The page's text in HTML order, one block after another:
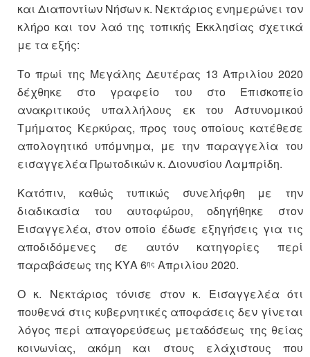
και Διαποντίων Νήσων κ. Νεκτάριος ενημερώνει τον
κλήρο και τον λαό της τοπικής Εκκλησίας σχετικά
με τα εξής:
Το πρωί της Μεγάλης Δευτέρας 13 Απριλίου 2020
δέχθηκε στο γραφείο του στο Επισκοπείο
ανακριτικούς υπαλλήλους εκ του Αστυνομικού
Τμήματος Κερκύρας, προς τους οποίους κατέθεσε
απολογητικό υπόμνημα, με την παραγγελία του
εισαγγελέα Πρωτοδικών κ. Διονυσίου Λαμπρίδη.
Κατόπιν, καθώς τυπικώς συνελήφθη με την
διαδικασία του αυτοφώρου, οδηγήθηκε στον
Εισαγγελέα, στον οποίο έδωσε εξηγήσεις για τις
αποδιδόμενες σε αυτόν κατηγορίες περί
παραβάσεως της ΚΥΑ 6ης Απριλίου 2020.
Ο κ. Νεκτάριος τόνισε στον κ. Εισαγγελέα ότι
πουθενά στις κυβερνητικές αποφάσεις δεν γίνεται
λόγος περί απαγορεύσεως μεταδόσεως της θείας
κοινωνίας, ακόμη και στους ελάχιστους που